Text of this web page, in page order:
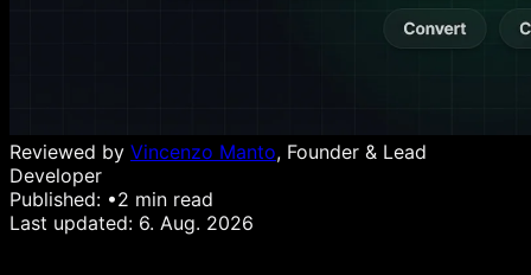
Reviewed by Vincenzo Manto, Founder & Lead
Developer
Published: •2 min read
Last updated: 6. Aug. 2026